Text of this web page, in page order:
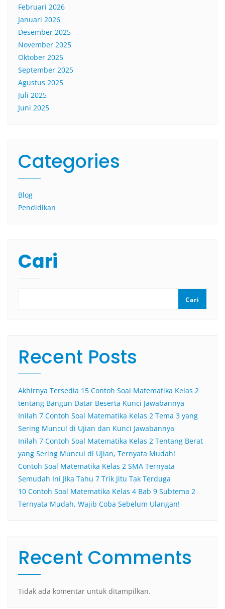
Februari 2026
Januari 2026
Desember 2025
November 2025
Oktober 2025
September 2025
Agustus 2025
Juli 2025
Juni 2025
Categories
Blog
Pendidikan
Cari
Cari
Recent Posts
Akhirnya Tersedia 15 Contoh Soal Matematika Kelas 2
tentang Bangun Datar Beserta Kunci Jawabannya
Inilah 7 Contoh Soal Matematika Kelas 2 Tema 3 yang
Sering Muncul di Ujian dan Kunci Jawabannya
Inilah 7 Contoh Soal Matematika Kelas 2 Tentang Berat
yang Sering Muncul di Ujian, Ternyata Mudah!
Contoh Soal Matematika Kelas 2 SMA Ternyata
Semudah Ini Jika Tahu 7 Trik Jitu Tak Terduga
10 Contoh Soal Matematika Kelas 4 Bab 9 Subtema 2
Ternyata Mudah, Wajib Coba Sebelum Ulangan!
Recent Comments
Tidak ada komentar untuk ditampilkan.